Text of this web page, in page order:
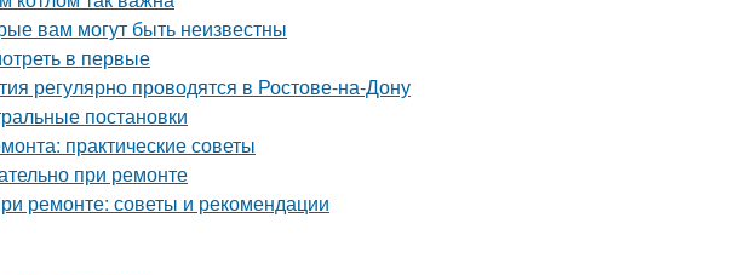
вам могут быть неизвестны
в первые
регулярно проводятся в Ростове-на-Дону
постановки
практические советы
при ремонте
ремонте: советы и рекомендации